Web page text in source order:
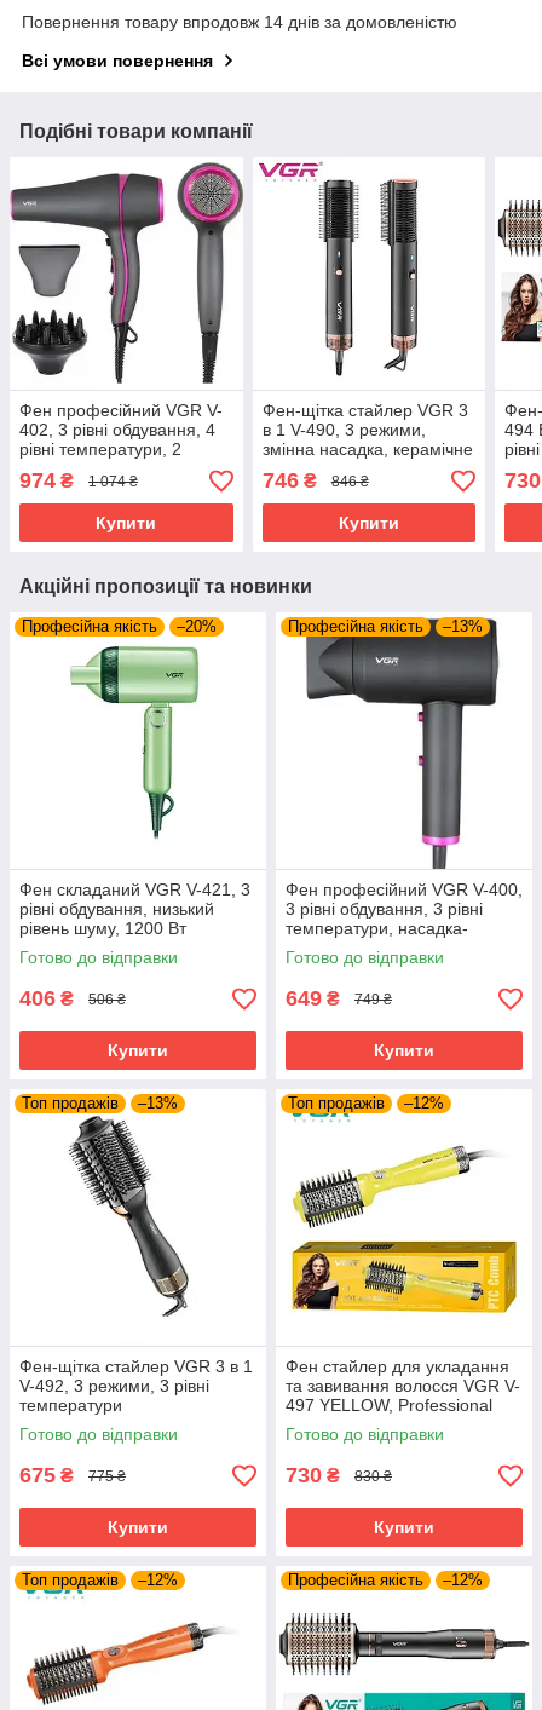
Повернення товару впродовж 14 днів за домовленістю
Всі умови повернення
Подібні товари компанії
Фен професійний VGR V-
402, 3 рівні обдування, 4
рівні температури, 2
974 ₴ 1 074 ₴
Купити
Фен-щітка стайлер VGR 3
в 1 V-490, 3 режими,
змінна насадка, керамічне
746₴ 846 ₴
Купити
Фен-
494
730
Акційні пропозиції та новинки
Професійна якість –20%
Фен складаний VGR V-421, 3
рівні обдування, низький
рівень шуму, 1200 Вт
Готово до відправки
406 ₴ 506 ₴
Купити
Професійна якість –13%
Фен професійний VGR V-400,
3 рівні обдування, 3 рівні
температури, насадка-
концентратор
Готово до відправки
649 ₴ 749 ₴
Купити
Топ продажів –13%
Фен-щітка стайлер VGR 3 в 1
V-492, 3 режими, 3 рівні
температури
Готово до відправки
675 ₴ 775 ₴
Купити
Топ продажів –12%
Фен стайлер для укладання
та завивання волосся VGR V-
497 YELLOW, Professional
Готово до відправки
730 ₴ 830 ₴
Купити
Топ продажів –12% Професійна якість –12%